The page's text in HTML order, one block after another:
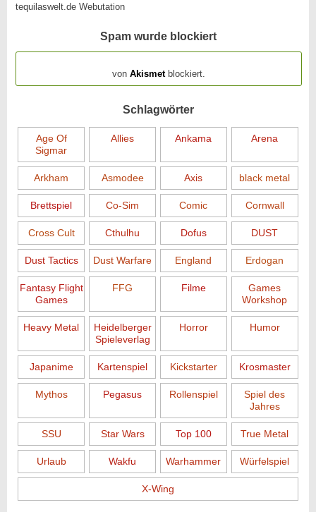
tequilaswelt.de Webutation
Spam wurde blockiert
von Akismetblockiert.
Schlagwörter
Age Of
Sigmar
Allies Ankama Arena
Arkham Asmodee Axis black metal
Brettspiel Co-Sim Comic Cornwall
Cross Cult Cthulhu Dofus DUST
Dust Tactics Dust Warfare England Erdogan
Fantasy Flight
Games
FFG Filme
Games
Workshop
Heavy Metal
Heidelberger
Spieleverlag
Horror Humor
Japanime Kartenspiel Kickstarter Krosmaster
Mythos Pegasus Rollenspiel
Spiel des
Jahres
SSU Star Wars Top 100 True Metal
Urlaub Wakfu Warhammer Würfelspiel
X-Wing